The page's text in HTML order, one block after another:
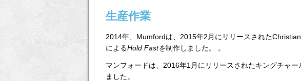
生産作業
2014年、Mumfordは、2015年2月にリリースされた
によるHold Fastを制作しました。 。
マンフォードは、2016年1月にリリースされたキングチャー
ました。